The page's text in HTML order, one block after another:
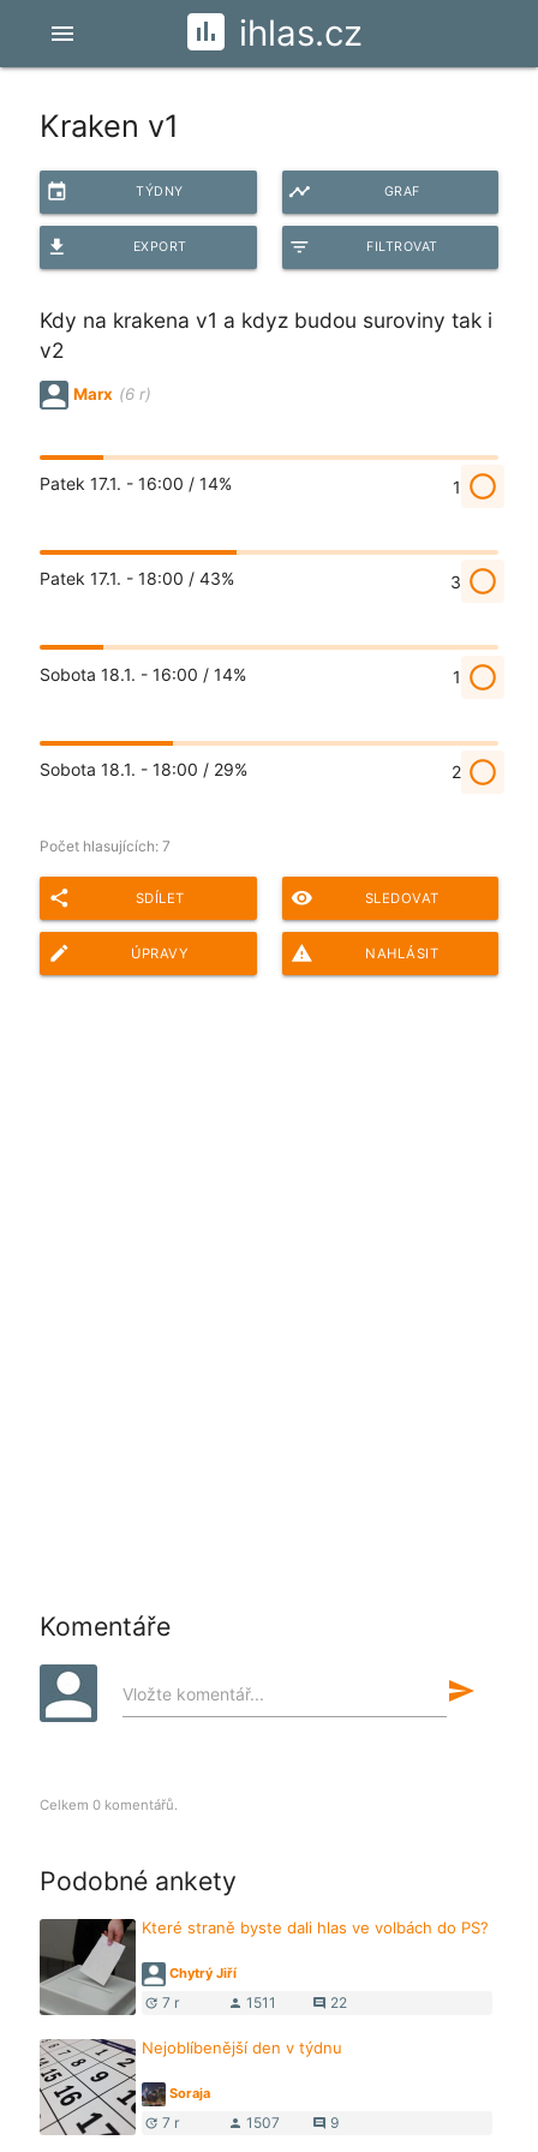
ihlas.cz
menu
Kraken v1
event TÝDNY timeline GRAF
file_download EXPORT filter_list FILTROVAT
Kdy na krakena v1 a kdyz budou suroviny tak i
v2
Marx (6 r)
Patek 17.1. - 16:00 / 14% 1 radio_button_unchecked
Patek 17.1. - 18:00 / 43% 3 radio_button_unchecked
Sobota 18.1. - 16:00 / 14% 1 radio_button_unchecked
Sobota 18.1. - 18:00 / 29% 2 radio_button_unchecked
Počet hlasujících: 7
share SDÍLET remove_red_eye SLEDOVAT
edit ÚPRAVY report_problem NAHLÁSIT
Komentáře
Vložte komentář... send
Celkem 0 komentářů.
Podobné ankety
Které straně byste dali hlas ve volbách do PS?
Chytrý Jiří
update 7 r person 1511 comment 22
Nejoblíbenější den v týdnu
Soraja
update 7 r person 1507 comment 9